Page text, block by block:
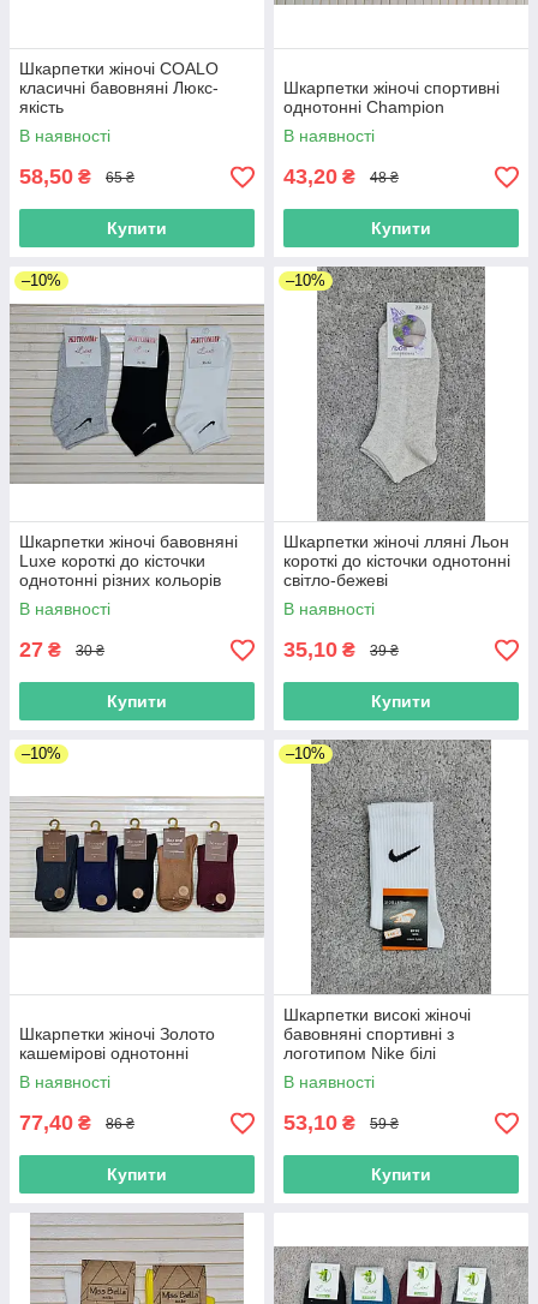
Шкарпетки жіночі COALO
класичні бавовняні Люкс-
якість
В наявності
58,50 ₴ 65 ₴
Купити
Шкарпетки жіночі спортивні
однотонні Champion
В наявності
43,20 ₴ 48 ₴
Купити
–10%
Шкарпетки жіночі бавовняні
Luxe короткі до кісточки
однотонні різних кольорів
В наявності
27 ₴ 30 ₴
Купити
–10%
Шкарпетки жіночі лляні Льон
короткі до кісточки однотонні
світло-бежеві
В наявності
35,10 ₴ 39 ₴
Купити
–10%
Шкарпетки жіночі Золото
кашемірові однотонні
В наявності
77,40 ₴ 86 ₴
Купити
–10%
Шкарпетки високі жіночі
бавовняні спортивні з
логотипом Nike білі
В наявності
53,10 ₴ 59 ₴
Купити